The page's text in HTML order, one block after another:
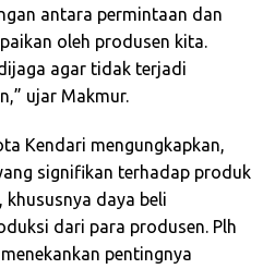
antara permintaan dan
oleh produsen kita.
agar tidak terjadi
ujar Makmur.
Kendari mengungkapkan,
signifikan terhadap produk
daya beli
dari para produsen. Plh
pentingnya